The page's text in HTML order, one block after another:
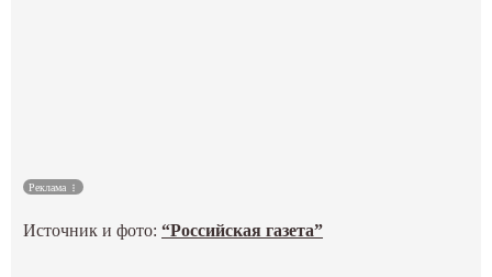
Реклама
Источник и фото:“Российская газета”